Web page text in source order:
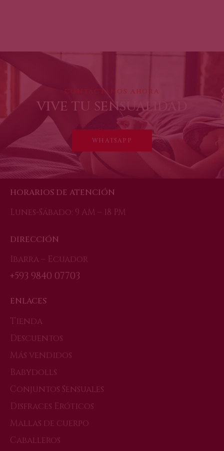
CONTÁCTANOS AHORA
VIVE TU SENSUALIDAD
WHATSAPP
HORARIOS DE ATENCIÓN
Lunes-Sábado: 9 AM – 18 PM
DIRECCIÓN
Ibarra – Ecuador
+593 9840 07703
ENLACES
Tienda
Descuentos
Más vendidos
Babydolls
Conjuntos Sensuales
Disfraces Eróticos
Mallas de cuerpo
Caballeros